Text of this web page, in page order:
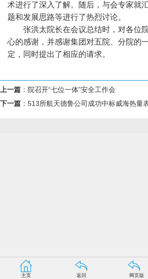
术进行了深入了解。随后，与会专家就
题和发展思路等进行了热烈讨论。
张洪太院长在会议总结时，对各位
心的感谢，并感谢集团对五院、分院的
定，同时提出了相应的请求。
上一篇 ： 院召开“七位一体”安全工作会
下一篇 ： 513所航天德鲁公司成功中标威海热量
主页 返回 网页版